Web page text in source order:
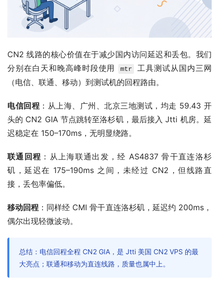
CN2 线路的核心价值在于减少国内访问延迟和丢包。我们
分别在白天和晚高峰时段使用
mtr
工具测试从国内三网
（电信、联通、移动）到测试机的回程路由。
电信回程 ：从上海、广州、北京三地测试，均走 59.43 开
头的 CN2 GIA 节点跳转至洛杉矶，最后接入 Jtti 机房。延
迟稳定在 150–170ms，无明显绕路。
联通回程 ：从上海联通出发，经 AS4837 骨干直连洛杉
矶，延迟在 175–190ms 之间，未经过 CN2，但线路直
接，丢包率偏低。
移动回程 ：同样经 CMI 骨干直连洛杉矶，延迟约 200ms，
偶尔出现轻微波动。
总结：电信回程全程 CN2 GIA，是 Jtti 美国 CN2 VPS 的最
大亮点；联通和移动为直连线路，质量也属中上。